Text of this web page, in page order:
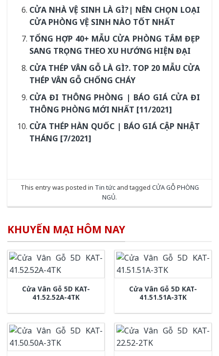
CỬA NHÀ VỆ SINH LÀ GÌ?| NÊN CHỌN LOẠI
CỬA PHÒNG VỆ SINH NÀO TỐT NHẤT
TỔNG HỢP 40+ MẪU CỬA PHÒNG TẮM ĐẸP
SANG TRỌNG THEO XU HƯỚNG HIỆN ĐẠI
CỬA THÉP VÂN GỖ LÀ GÌ?. TOP 20 MẪU CỬA
THÉP VÂN GỖ CHỐNG CHÁY
CỬA ĐI THÔNG PHÒNG | BÁO GIÁ CỬA ĐI
THÔNG PHÒNG MỚI NHẤT [11/2021]
CỬA THÉP HÀN QUỐC | BÁO GIÁ CẬP NHẬT
THÁNG [7/2021]
This entry was posted in Tin tứcand tagged CỬA GỖ PHÒNG
NGỦ.
KHUYẾN MẠI HÔM NAY
Cửa Vân Gỗ 5D KAT-
41.52.52A-4TK
Cửa Vân Gỗ 5D KAT-
41.51.51A-3TK